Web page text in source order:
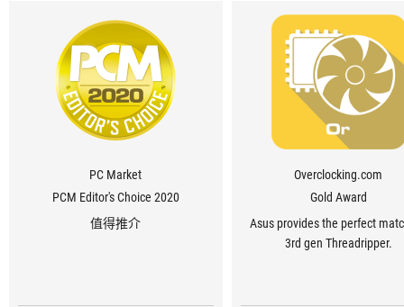
PC Market
PCM Editor's Choice 2020
值得推介
Overclocking.com
Gold Award
Asus provides the perfect
3rd gen Threadripper.